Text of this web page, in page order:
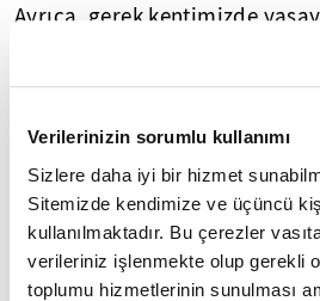
Verilerinizin sorumlu kullanımı
Sizlere daha iyi bir hizmet
Sitemizde kendimize ve üçüncü
kullanılmaktadır. Bu çerezler
verileriniz işlenmekte olup gerekli
toplumu hizmetlerinin sunulması
Ayrıca, gerek kentimizde
gerek bölgeye gelecek yerli
burayı görmesi gerekli.
Belediyesi veya Şarköy
türlü değeri bu fener üstünde
Çünkü Hora Feneri bizim için
bir fenerdir ve ayakta kalması